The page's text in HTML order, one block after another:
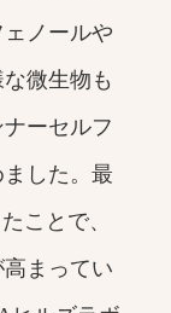
ノールや
微生物も
ーセルフ
した。最
ことで、
まってい